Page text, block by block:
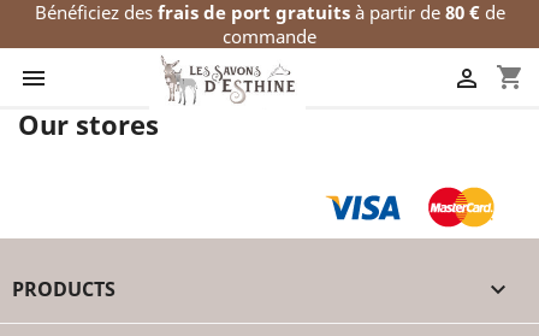
Bénéficiez des frais de port gratuitsà partir de 80 €de
commande
 shopping_cart

Our stores
PRODUCTS 